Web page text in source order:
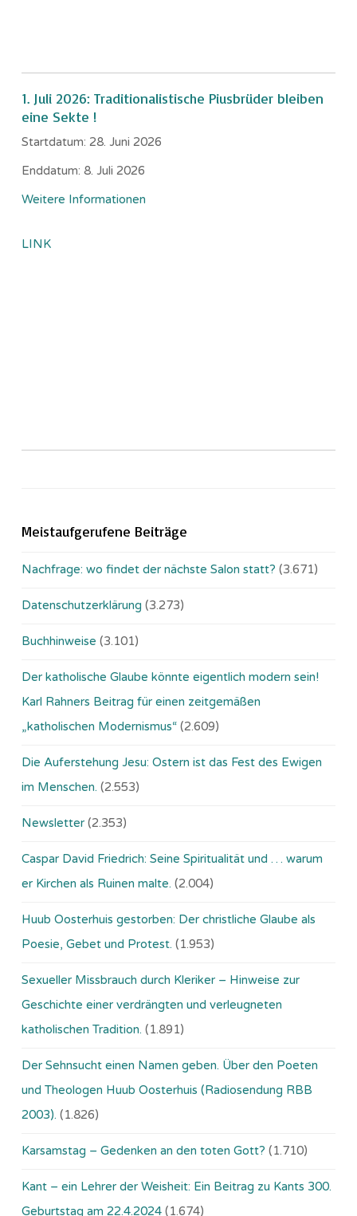
1. Juli 2026: Traditionalistische Piusbrüder bleiben
eine Sekte !
Startdatum: 28. Juni 2026
Enddatum: 8. Juli 2026
Weitere Informationen
LINK
Meistaufgerufene Beiträge
Nachfrage: wo findet der nächste Salon statt? (3.671)
Datenschutzerklärung (3.273)
Buchhinweise (3.101)
Der katholische Glaube könnte eigentlich modern sein!
Karl Rahners Beitrag für einen zeitgemäßen
„katholischen Modernismus“ (2.609)
Die Auferstehung Jesu: Ostern ist das Fest des Ewigen
im Menschen. (2.553)
Newsletter (2.353)
Caspar David Friedrich: Seine Spiritualität und … warum
er Kirchen als Ruinen malte. (2.004)
Huub Oosterhuis gestorben: Der christliche Glaube als
Poesie, Gebet und Protest. (1.953)
Sexueller Missbrauch durch Kleriker – Hinweise zur
Geschichte einer verdrängten und verleugneten
katholischen Tradition. (1.891)
Der Sehnsucht einen Namen geben. Über den Poeten
und Theologen Huub Oosterhuis (Ra­dio­sen­dung RBB
2003). (1.826)
Karsamstag – Gedenken an den toten Gott? (1.710)
Kant – ein Lehrer der Weisheit: Ein Beitrag zu Kants 300.
Geburtstag am 22.4.2024 (1.674)